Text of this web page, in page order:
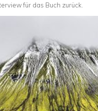
für das Buch zurück.